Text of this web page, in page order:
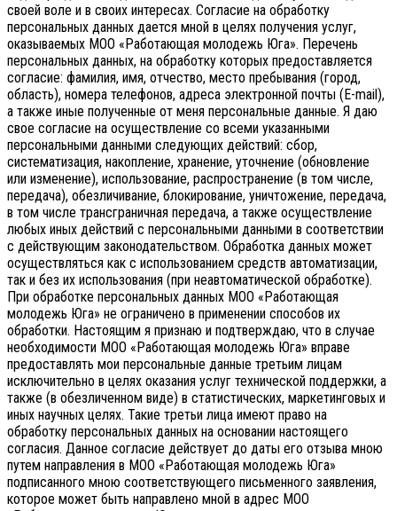
своей воле и в своих интересах. Согласие на обработку
персональных данных дается мной в целях получения услуг,
оказываемых МОО «Работающая молодежь Юга». Перечень
персональных данных, на обработку которых предоставляется
согласие: фамилия, имя, отчество, место пребывания (город,
область), номера телефонов, адреса электронной почты (E-mail),
а также иные полученные от меня персональные данные. Я даю
свое согласие на осуществление со всеми указанными
персональными данными следующих действий: сбор,
систематизация, накопление, хранение, уточнение (обновление
или изменение), использование, распространение (в том числе,
передача), обезличивание, блокирование, уничтожение, передача,
в том числе трансграничная передача, а также осуществление
любых иных действий с персональными данными в соответствии
с действующим законодательством. Обработка данных может
осуществляться как с использованием средств автоматизации,
так и без их использования (при неавтоматической обработке).
При обработке персональных данных МОО «Работающая
молодежь Юга» не ограничено в применении способов их
обработки. Настоящим я признаю и подтверждаю, что в случае
необходимости МОО «Работающая молодежь Юга» вправе
предоставлять мои персональные данные третьим лицам
исключительно в целях оказания услуг технической поддержки, а
также (в обезличенном виде) в статистических, маркетинговых и
иных научных целях. Такие третьи лица имеют право на
обработку персональных данных на основании настоящего
согласия. Данное согласие действует до даты его отзыва мною
путем направления в МОО «Работающая молодежь Юга»
подписанного мною соответствующего письменного заявления,
которое может быть направлено мной в адрес МОО